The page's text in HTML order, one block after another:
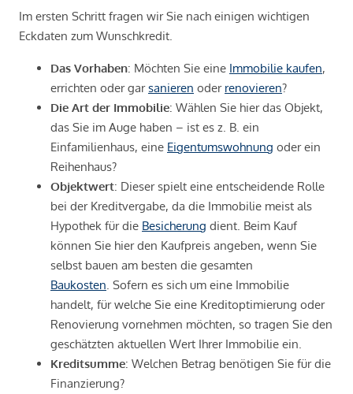
Im ersten Schritt fragen wir Sie nach einigen wichtigen
Eckdaten zum Wunschkredit.
Das Vorhaben: Möchten Sie eine Immobilie kaufen,
errichten oder garsanieren oder renovieren?
Die Art der Immobilie: Wählen Sie hier das Objekt,
das Sie im Auge haben – ist es z. B. ein
Einfamilienhaus, eine Eigentumswohnung oder ein
Reihenhaus?
Objektwert: Dieser spielt eine entscheidende Rolle
bei der Kreditvergabe, da die Immobilie meist als
Hypothek für die Besicherung dient. Beim Kauf
können Sie hier den Kaufpreis angeben, wenn Sie
selbst bauen am besten die gesamten
Baukosten . Sofern es sich um eine Immobilie
handelt, für welche Sie eine Kreditoptimierung oder
Renovierung vornehmen möchten, so tragen Sie den
geschätzten aktuellen Wert Ihrer Immobilie ein.
Kreditsumme: Welchen Betrag benötigen Sie für die
Finanzierung?